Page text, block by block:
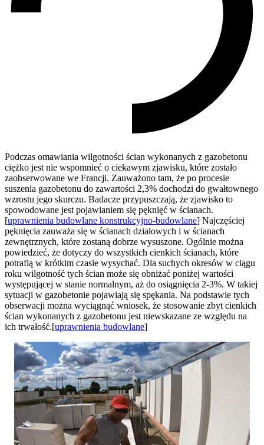
Podczas omawiania wilgotności ścian wykonanych z gazobetonu
ciężko jest nie wspomnieć o ciekawym zjawisku, które zostało
zaobserwowane we Francji. Zauważono tam, że po procesie
suszenia gazobetonu do zawartości 2,3% dochodzi do gwałtownego
wzrostu jego skurczu. Badacze przypuszczają, że zjawisko to
spowodowane jest pojawianiem się pęknięć w ścianach.
[uprawnienia budowlane konstrukcyjno-budowlane] Najczęściej
pęknięcia zauważa się w ścianach działowych i w ścianach
zewnętrznych, które zostaną dobrze wysuszone. Ogólnie można
powiedzieć, że dotyczy do wszystkich cienkich ścianach, które
potrafią w krótkim czasie wysychać. Dla suchych okresów w ciągu
roku wilgotność tych ścian może się obniżać poniżej wartości
występującej w stanie normalnym, aż do osiągnięcia 2-3%. W takiej
sytuacji w gazobetonie pojawiają się spękania. Na podstawie tych
obserwacji można wyciągnąć wniosek, że stosowanie zbyt cienkich
ścian wykonanych z gazobetonu jest niewskazane ze względu na
ich trwałość.[uprawnienia budowlane]